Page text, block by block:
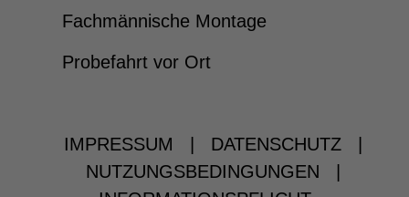
Fachmännische Montage
Probefahrt vor Ort
IMPRESSUM DATENSCHUTZ
NUTZUNGSBEDINGUNGEN